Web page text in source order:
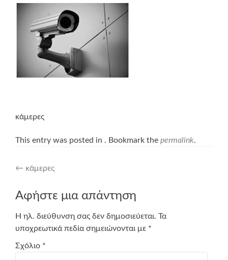
κάμερες
This entry was posted in . Bookmark the permalink.
Post
navigation
← κάμερες
Αφήστε μια απάντηση
Η ηλ. διεύθυνση σας δεν δημοσιεύεται. Τα
υποχρεωτικά πεδία σημειώνονται με *
Σχόλιο *